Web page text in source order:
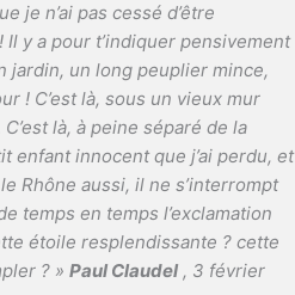
je n’ai pas cessé d’être
y a pour t’indiquer pensivement
jardin, un long peuplier mince,
! C’est là, sous un vieux mur
là, à peine séparé de la
enfant innocent que j’ai perdu, et
Rhône aussi, il ne s’interrompt
temps en temps l’exclamation
étoile resplendissante ? cette
? » Paul Claudel , 3 février